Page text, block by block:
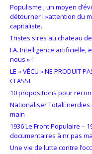
Populisme ; un moyen
détourner l »attention du
capitaliste.
Tristes sires au chateau
I.A. Intelligence artificielle,
nous.» !
LE « VÉCU » NE PRODUIT
CLASSE
10 propositions pour
Nationaliser
main
1936 Le Front Populaire –
documentaires à nr pas
Une vie de lutte contre